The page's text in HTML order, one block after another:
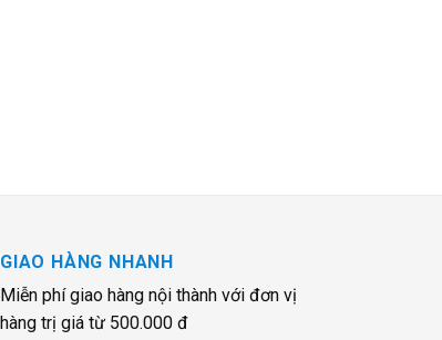
GIAO HÀNG NHANH
Miễn phí giao hàng nội thành với đơn vị
hàng trị giá từ 500.000 đ